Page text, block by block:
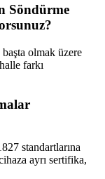
Söndürme
olmak üzere
farkı
standartlarına
ayrı sertifika,